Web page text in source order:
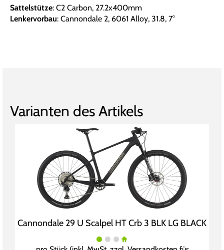
Sattelstütze: C2 Carbon, 27.2x400mm
Lenkervorbau: Cannondale 2, 6061 Alloy, 31.8, 7°
Varianten des Artikels
Cannondale 29 U Scalpel HT Crb 3 BLK LG BLACK